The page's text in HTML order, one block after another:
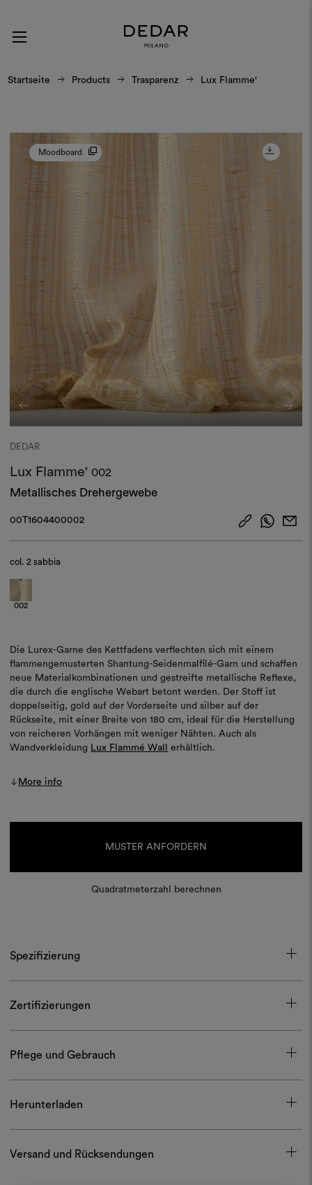
Startseite Products Trasparenz Lux Flamme'
Moodboard
DEDAR
Lux Flamme' 002
Metallisches Drehergewebe
00T1604400002
col.2 sabbia
002
Die Lurex-Garne des Kettfadens verflechten sich mit einem
flammengemusterten Shantung-Seidenmalfilé-Garn und schaffen
neue Materialkombinationen und gestreifte metallische Reflexe,
die durch die englische Webart betont werden. Der Stoff ist
doppelseitig, gold auf der Vorderseite und silber auf der
Rückseite, mit einer Breite von 180 cm, ideal für die Herstellung
von reicheren Vorhängen mit weniger Nähten. Auch als
Wandverkleidung Lux Flammé Wall erhältlich.
More info
MUSTER ANFORDERN
Quadratmeterzahl berechnen
Spezifizierung
Zertifizierungen
Pflege und Gebrauch
Herunterladen
Versand und Rücksendungen